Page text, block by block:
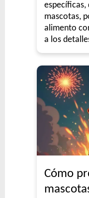
específicas,
mascotas,
alimento
a los
Cómo